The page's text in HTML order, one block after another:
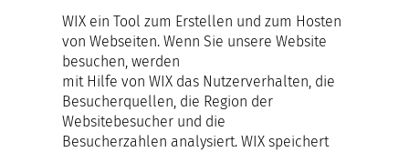
WIX ein Tool zum Erstellen und zum Hosten
von Webseiten. Wenn Sie unsere Website
besuchen, werden
mit Hilfe von WIX das Nutzerverhalten, die
Besucherquellen, die Region der
Websitebesucher und die
Besucherzahlen analysiert. WIX speichert